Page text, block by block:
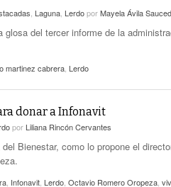
Se Reunirá Con CFE La
Laguna LerdoporMayela Ávila
glosa del tercer informe de la
martinez cabrera Lerdo
donar a Infonavit
por Liliana Rincón Cervantes
Bienestar, como lo propone el
Infonavit Lerdo Octavio Romero Oropeza